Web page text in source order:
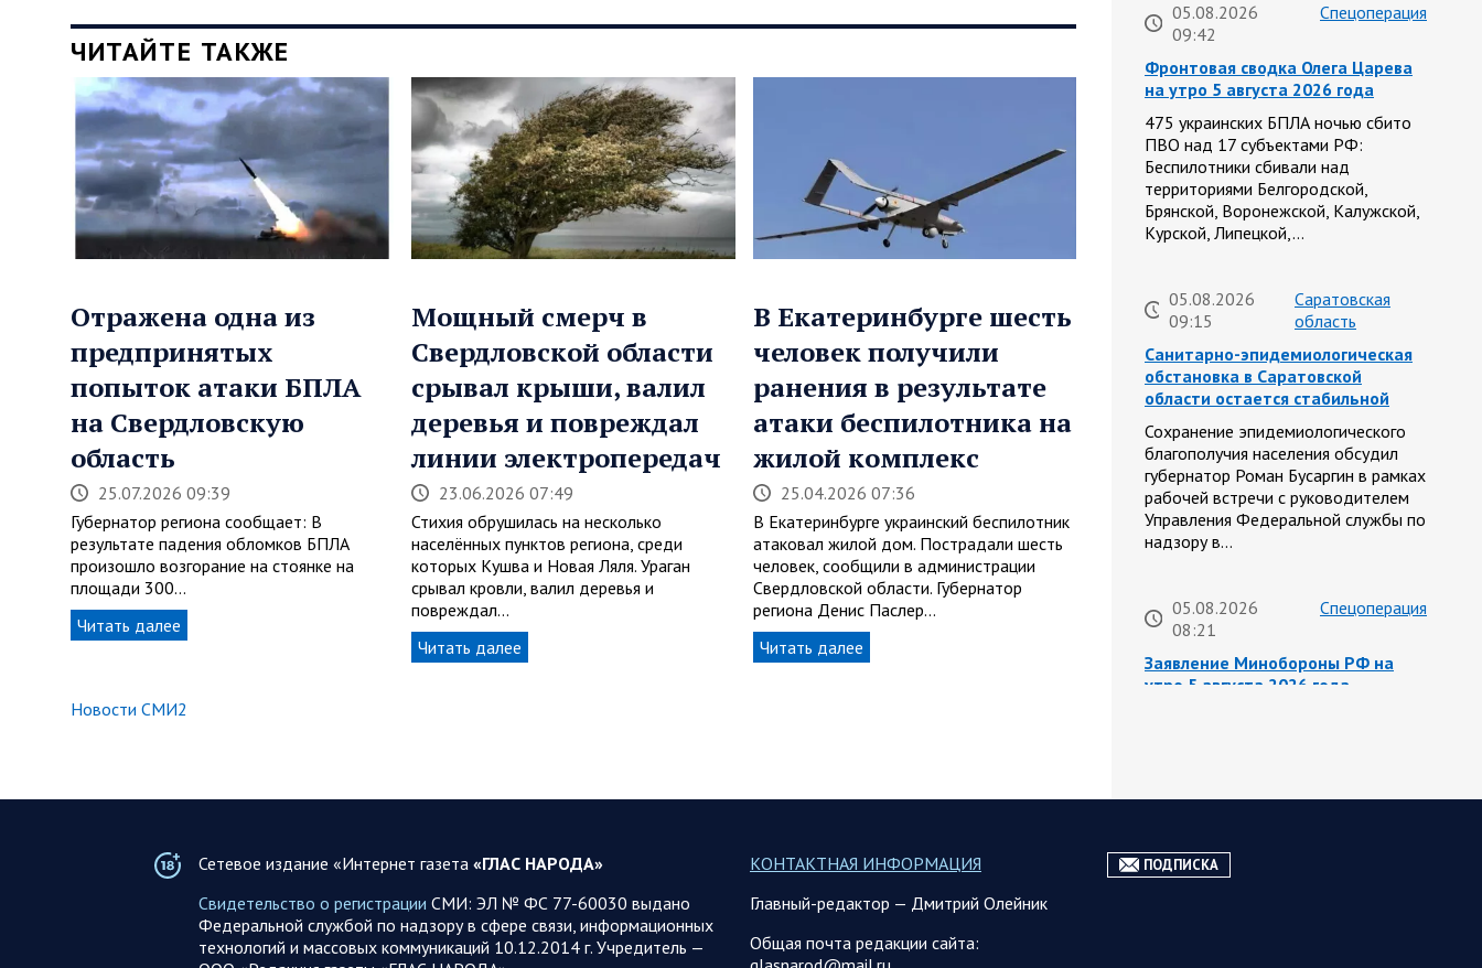
ЧИТАЙТЕ ТАКЖЕ
Отражена одна из
предпринятых
попыток атаки БПЛА
на Свердловскую
область
25.07.2026 09:39
Губернатор региона сообщает: В
результате падения обломков БПЛА
произошло возгорание на стоянке на
площади 300…
Читать далее
Мощный смерч в
Свердловской области
срывал крыши, валил
деревья и повреждал
линии электропередач
23.06.2026 07:49
Стихия обрушилась на несколько
населённых пунктов региона, среди
которых Кушва и Новая Ляля. Ураган
срывал кровли, валил деревья и
повреждал…
Читать далее
В Екатеринбурге шесть
человек получили
ранения в результате
атаки беспилотника на
жилой комплекс
25.04.2026 07:36
В Екатеринбурге украинский беспилотник
атаковал жилой дом. Пострадали шесть
человек, сообщили в администрации
Свердловской области. Губернатор
региона Денис Паслер…
Читать далее
Новости СМИ2
05.08.2026
09:42
Спецоперация
Фронтовая сводка Олега Царева
на утро 5 августа 2026 года
475 украинских БПЛА ночью сбито
ПВО над 17 субъектами РФ:
Беспилотники сбивали над
территориями Белгородской,
Брянской, Воронежской, Калужской,
Курской, Липецкой,…
05.08.2026
09:15
Саратовская
область
Санитарно-эпидемиологическая
обстановка в Саратовской
области остается стабильной
Сохранение эпидемиологического
благополучия населения обсудил
губернатор Роман Бусаргин в рамках
рабочей встречи с руководителем
Управления Федеральной службы по
надзору в…
05.08.2026
08:21
Спецоперация
Заявление Минобороны РФ на
утро 5 августа 2026 года
базирования и ударными
аппаратами большой дальности,…
Сетевое издание «Интернет газета «ГЛАС НАРОДА»
Свидетельство о регистрации СМИ: ЭЛ № ФС 77-60030 выдано
Федеральной службой по надзору в сфере связи, информационных
технологий и массовых коммуникаций 10.12.2014 г. Учредитель —
КОНТАКТНАЯ ИНФОРМАЦИЯ
Главный-редактор — Дмитрий Олейник
Общая почта редакции сайта:
ПОДПИСКА